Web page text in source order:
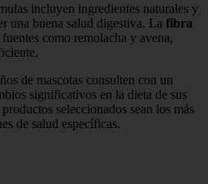
incluyen ingredientes naturales y
una buena salud digestiva. La fibra
como remolacha y avena,
de mascotas consulten con un
significativos en la dieta de sus
seleccionados sean los más
de salud específicas.